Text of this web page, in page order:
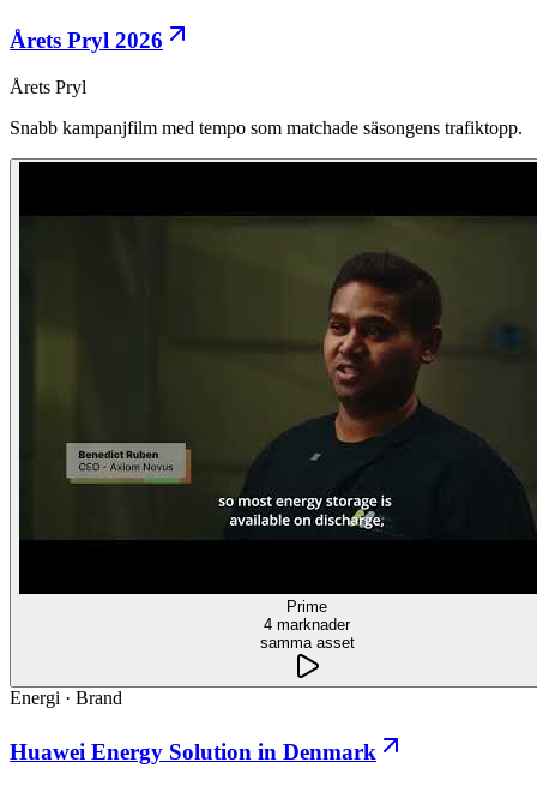
Årets Pryl 2026
Årets Pryl
Snabb kampanjfilm med tempo som matchade säsongens trafiktopp.
Prime
4 marknader
samma asset
Energi · Brand
Huawei Energy Solution in Denmark